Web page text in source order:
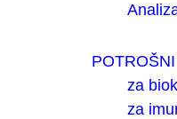
za
za